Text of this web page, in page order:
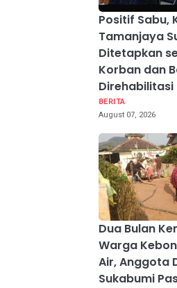
Positif Sabu,
Tamanjaya
Ditetapkan
Korban dan
Direhabilitasi
BERITA
August 07, 2026
Dua Bulan
Warga
Air, Anggota
Sukabumi